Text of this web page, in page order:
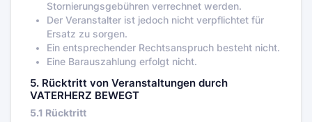
Stornierungsgebühren verrechnet werden.
Der Veranstalter ist jedoch nicht verpflichtet für
Ersatz zu sorgen.
Ein entsprechender Rechtsanspruch besteht nicht.
Eine Barauszahlung erfolgt nicht.
5. Rücktritt von Veranstaltungen durch
VATERHERZ BEWEGT
5.1 Rücktritt